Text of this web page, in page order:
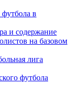
в
и содержание
на базовом
лига
футбола